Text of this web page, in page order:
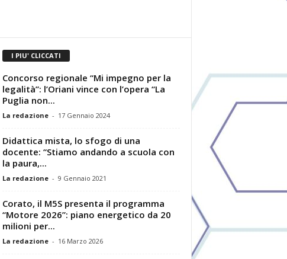
I PIU' CLICCATI
Concorso regionale “Mi impegno per la
legalità”: l’Oriani vince con l’opera “La
Puglia non...
La redazione - 17 Gennaio 2024
Didattica mista, lo sfogo di una
docente: “Stiamo andando a scuola con
la paura,...
La redazione - 9 Gennaio 2021
Corato, il M5S presenta il programma
“Motore 2026”: piano energetico da 20
milioni per...
La redazione - 16 Marzo 2026